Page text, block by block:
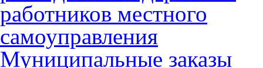
работников местного
самоуправления
Муниципальные заказы